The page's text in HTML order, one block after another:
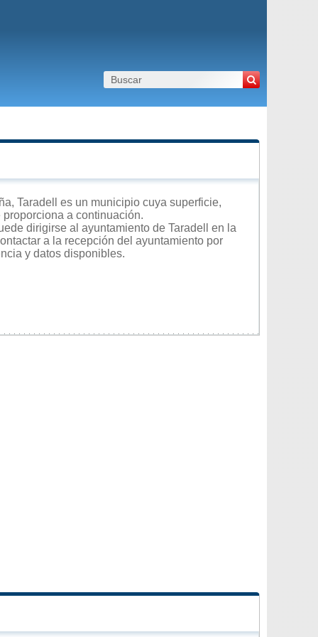
Taradell es un municipio cuya superficie,
a continuación.
dirigirse al ayuntamiento de Taradell en la
a la recepción del ayuntamiento por
y datos disponibles.